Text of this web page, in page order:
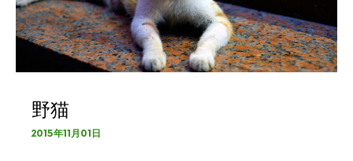
野猫
2015年11月01日